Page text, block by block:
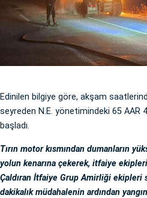
Edinilen bilgiye göre, akşam
seyreden N.E. yönetimindeki 65 AAR
başladı.
Tırın motor kısmından dumanların
yolun kenarına çekerek, itfaiye
Çaldıran İtfaiye Grup Amirliği ekipleri
dakikalık müdahalenin ardından